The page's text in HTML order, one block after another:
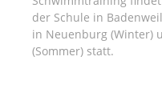
der Schule in
in Neuenburg (Winter)
(Sommer) statt.